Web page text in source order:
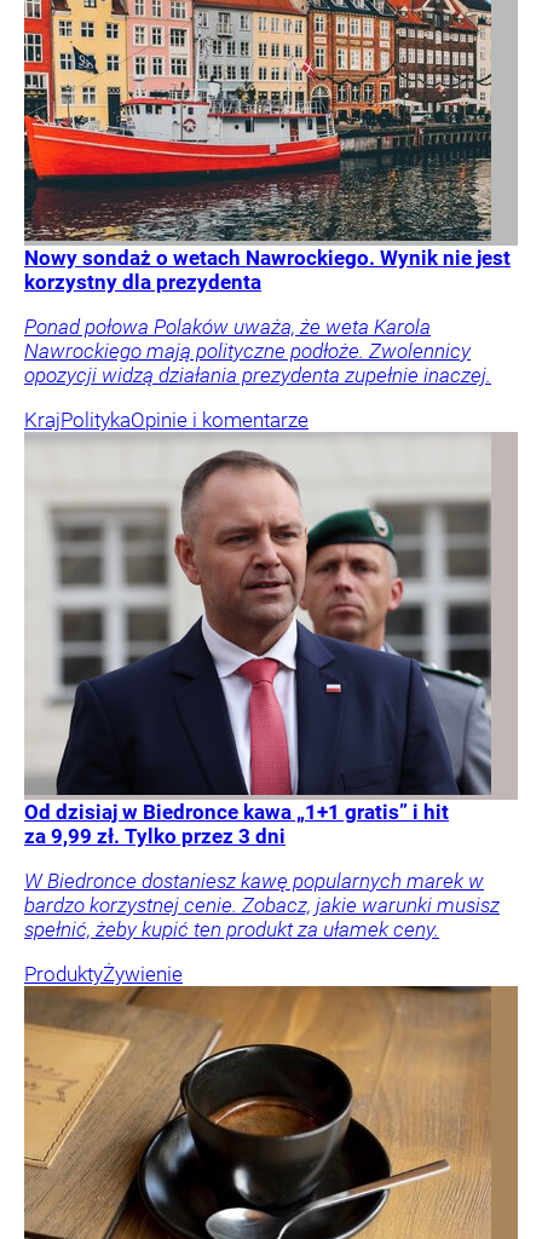
Nowy sondaż o wetach Nawrockiego. Wynik nie jest
korzystny dla prezydenta
Ponad połowa Polaków uważa, że weta Karola
Nawrockiego mają polityczne podłoże. Zwolennicy
opozycji widzą działania prezydenta zupełnie inaczej.
KrajPolitykaOpinie i komentarze
Od dzisiaj w Biedronce kawa „1+1 gratis” i hit
za 9,99 zł. Tylko przez 3 dni
W Biedronce dostaniesz kawę popularnych marek w
bardzo korzystnej cenie. Zobacz, jakie warunki musisz
spełnić, żeby kupić ten produkt za ułamek ceny.
ProduktyŻywienie